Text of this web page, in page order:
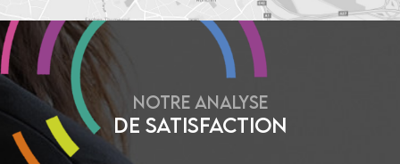
NOTRE ANALYSE
DE SATISFACTION